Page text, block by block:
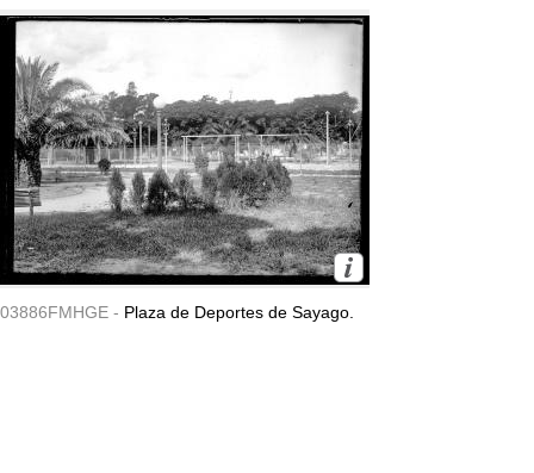
03886FMHGE - Plaza de Deportes de Sayago.